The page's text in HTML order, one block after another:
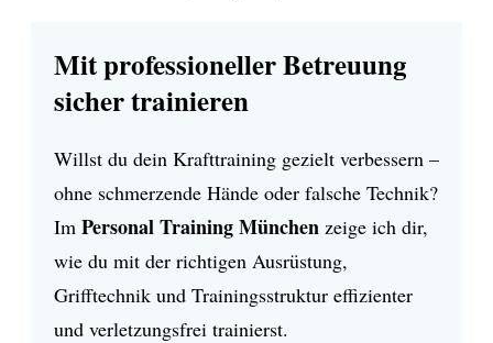
Mit professioneller Betreuung
sicher trainieren
Willst du dein Krafttraining gezielt verbessern –
ohne schmerzende Hände oder falsche Technik?
Im Personal Training München zeige ich dir,
wie du mit der richtigen Ausrüstung,
Grifftechnik und Trainingsstruktur effizienter
und verletzungsfrei trainierst.